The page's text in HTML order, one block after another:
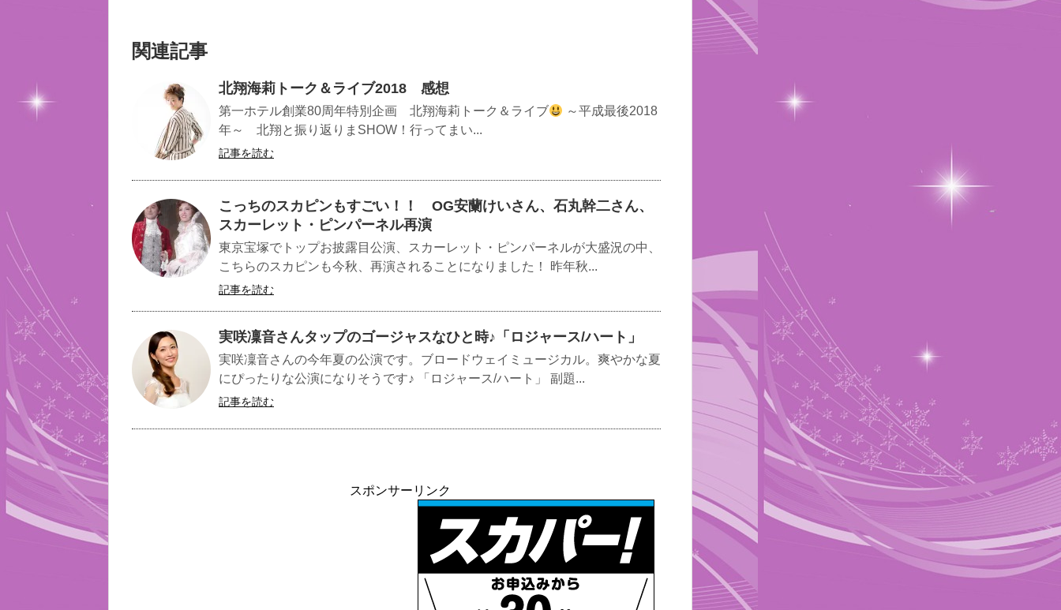
関連記事
北翔海莉トーク＆ライブ2018 感想
第一ホテル創業80周年特別企画 北翔海莉トーク＆ライブ
～平成最後2018
年～ 北翔と振り返りまSHOW！行ってまい...
記事を読む
こっちのスカピンもすごい！！ OG安蘭けいさん、石丸幹二さん、
スカーレット・ピンパーネル再演
東京宝塚でトップお披露目公演、スカーレット・ピンパーネルが大盛況の中、
こちらのスカピンも今秋、再演されることになりました！ 昨年秋...
記事を読む
実咲凜音さんタップのゴージャスなひと時♪「ロジャース/ハート」
実咲凜音さんの今年夏の公演です。ブロードウェイミュージカル。爽やかな夏
にぴったりな公演になりそうです♪ 「ロジャース/ハート」 副題...
記事を読む
スポンサーリンク